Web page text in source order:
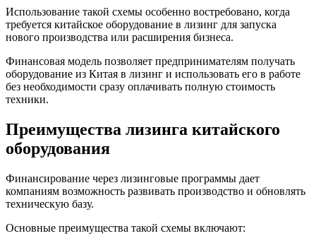
Использование такой схемы особенно востребовано, когда
требуется китайское оборудование в лизинг для запуска
нового производства или расширения бизнеса.
Финансовая модель позволяет предпринимателям получать
оборудование из Китая в лизинг и использовать его в работе
без необходимости сразу оплачивать полную стоимость
техники.
Преимущества лизинга китайского
оборудования
Финансирование через лизинговые программы дает
компаниям возможность развивать производство и обновлять
техническую базу.
Основные преимущества такой схемы включают: